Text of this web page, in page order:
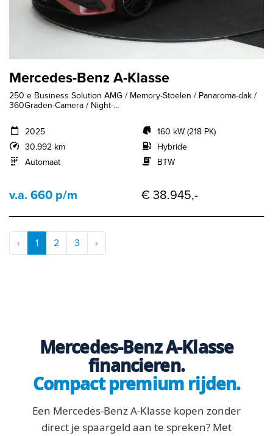
Mercedes-Benz A-Klasse
250 e Business Solution AMG / Memory-Stoelen / Panaroma-dak /
360Graden-Camera / Night-...
2025
30.992 km
Automaat
160 kW (218 PK)
Hybride
BTW
v.a. 660 p/m € 38.945,-
‹ 1 2 3 ›
Mercedes-Benz A-Klasse
financieren.
Compact premium rijden.
Een Mercedes-Benz A-Klasse kopen zonder
direct je spaargeld aan te spreken? Met